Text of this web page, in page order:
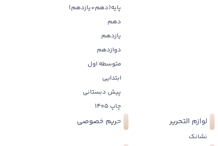
پایه(دهم+یازدهم)
دهم
یازدهم
دوازدهم
متوسطه اول
ابتدایی
پیش دبستانی
چاپ 1405
لوازم التحریر
نشانک
حریم خصوصی